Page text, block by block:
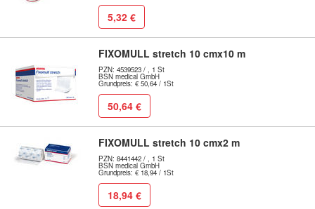
5,32 €
FIXOMULL stretch 10 cmx10 m
PZN: 4539523 / , 1 St
BSN medical GmbH
Grundpreis: € 50,64 / 1St
50,64 €
FIXOMULL stretch 10 cmx2 m
PZN: 8441442 / , 1 St
BSN medical GmbH
Grundpreis: € 18,94 / 1St
18,94 €